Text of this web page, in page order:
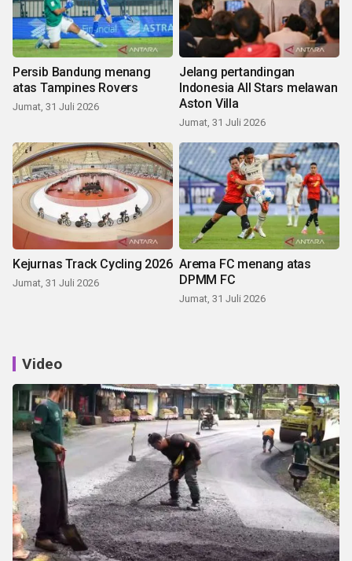
Persib Bandung menang
atas Tampines Rovers
Jumat, 31 Juli 2026
Jelang pertandingan
Indonesia All Stars melawan
Aston Villa
Jumat, 31 Juli 2026
Kejurnas Track Cycling 2026
Jumat, 31 Juli 2026
Arema FC menang atas
DPMM FC
Jumat, 31 Juli 2026
Video